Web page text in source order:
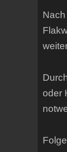
oder